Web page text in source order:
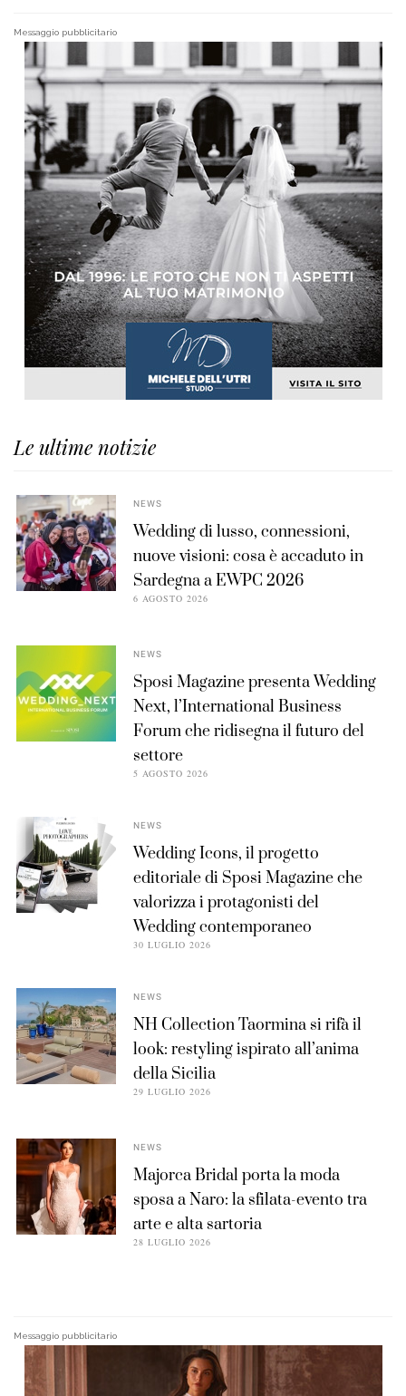
Messaggio pubblicitario
Le ultime notizie
NEWS
Wedding di lusso, connessioni,
nuove visioni: cosa è accaduto in
Sardegna a EWPC 2026
6 AGOSTO 2026
NEWS
Sposi Magazine presenta Wedding
Next, l’International Business
Forum che ridisegna il futuro del
settore
5 AGOSTO 2026
NEWS
Wedding Icons, il progetto
editoriale di Sposi Magazine che
valorizza i protagonisti del
Wedding contemporaneo
30 LUGLIO 2026
NEWS
NH Collection Taormina si rifà il
look: restyling ispirato all’anima
della Sicilia
29 LUGLIO 2026
NEWS
Majorca Bridal porta la moda
sposa a Naro: la sfilata-evento tra
arte e alta sartoria
28 LUGLIO 2026
Messaggio pubblicitario